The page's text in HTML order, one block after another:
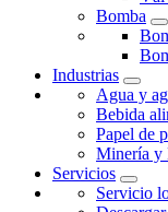
Bomba
Industrias
Agua y
Bebida
Papel de
Minería y
Servicios
Servicio